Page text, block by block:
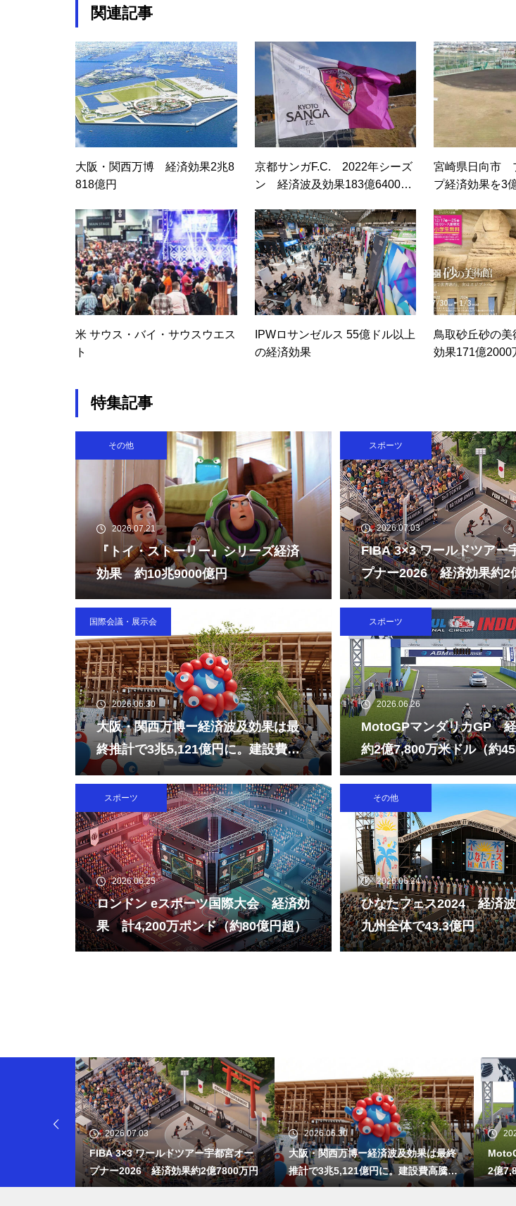
ライブ2023」経済波及効果179.
5億円
兆380億円
フジロック開催 経済効果117
億円
3人のいきもの
果747億円超
FIBA 3×3 ワールドツアー宇都
宮オープナー2026 経済効果約
2億7800万円
MotoGPマンダ
果 約2億7,800
0〜500億円）
FIFAワールドカップ経済効果 約
高知ユナイテッド 2025年経済
波及効果 11.1億円
第20回アジア
経済効果 約
東京マラソン2026大会経済波及
効果 東京都で565億円、全国
で790億円に
横浜FC 2024
及効果 約155
ドイツのラムシュタイン米国空
軍基地約 経済効果 約3,000
億円
食料品の消費
経済効果5000
米連邦政府機関の部分閉鎖 経
済損失2170億円（140億ドル）
韓国APEC
効果約8000億円
インドと英国-自由貿易協定によ
る経済効果約9,200億円
川崎市 特別市
波及効果は市
円
サグラダ・ファミリア「イエ
ス・キリストの塔完成」 経済
効果88億円
東九州新幹線
及効果 年間699
関連記事
大阪・関西万博 経済効果2兆8
818億円
京都サンガF.C. 2022年シーズ
ン 経済波及効果183億6400万
宮崎県日向市
プ経済効果を3
米 サウス・バイ・サウスウエス
ト
IPWロサンゼルス 55億ドル以上
の経済効果
鳥取砂丘砂の
効果171億2000
特集記事
その他
2026.07.21
『トイ・ストーリー』シリーズ経済
効果 約10兆9000億円
スポーツ
2026.07.03
FIBA 3×3 ワールドツアー
プナー2026 経済効果約2
円
国際会議・展示会
2026.06.30
大阪・関西万博ー経済波及効果は最
終推計で3兆5,121億円に。建設費高
騰で事前の予測値を大幅上振れ
スポーツ
2026.06.26
MotoGPマンダリカGP
約2億7,800万米ドル（約
円）
スポーツ
2026.06.25
ロンドン eスポーツ国際大会 経済効
果 計4,200万ポンド（約80億円超）
その他
2026.06.24
ひなたフェス2024 経済
九州全体で43.3億円
2026.07.03
FIBA 3×3 ワールドツアー宇都宮オー
プナー2026 経済効果約2億7800万円
2026.06.30
大阪・関西万博ー経済波及効果は最終
推計で3兆5,121億円に。建設費高騰で
事前の予測値を大幅上振れ
2億
円）